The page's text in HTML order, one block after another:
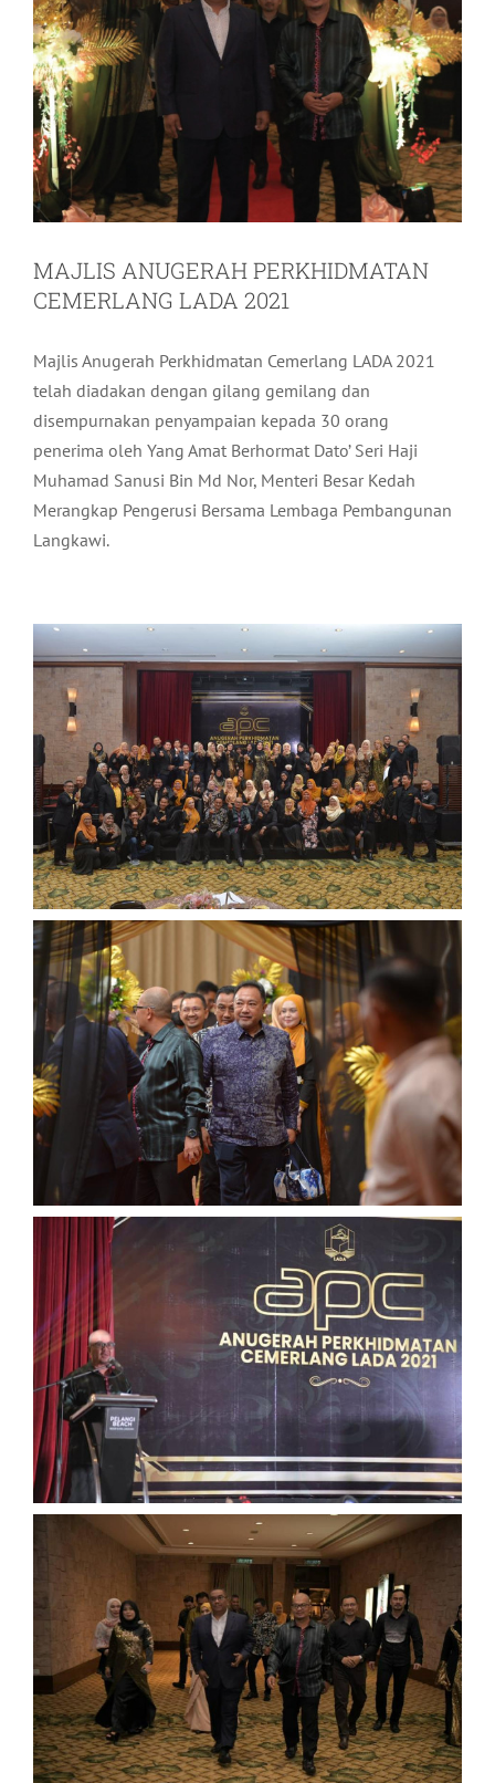
MAJLIS ANUGERAH PERKHIDMATAN
CEMERLANG LADA 2021
Majlis Anugerah Perkhidmatan Cemerlang LADA 2021
telah diadakan dengan gilang gemilang dan
disempurnakan penyampaian kepada 30 orang
penerima oleh Yang Amat Berhormat Dato’ Seri Haji
Muhamad Sanusi Bin Md Nor, Menteri Besar Kedah
Merangkap Pengerusi Bersama Lembaga Pembangunan
Langkawi.